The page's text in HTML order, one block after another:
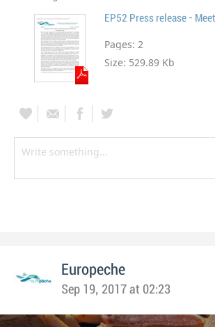
Pages: 2
Size: 529.89 Kb
Europeche
Sep 19, 2017 at 02:23